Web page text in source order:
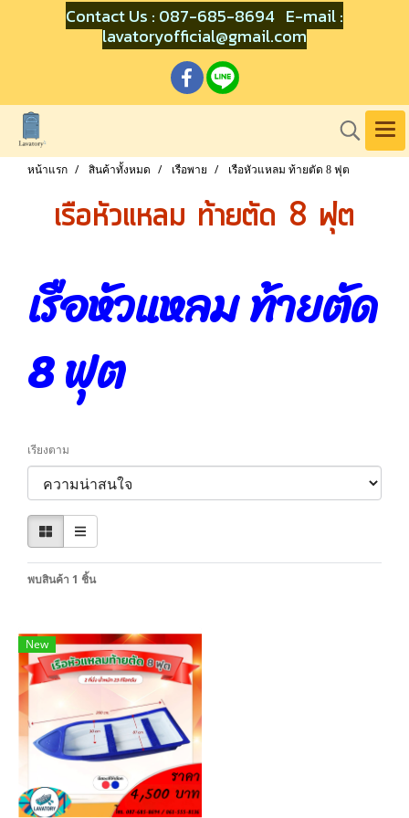
Contact Us : 087-685-8694 E-mail :
lavatoryofficial@gmail.com
หน้าแรก สินค้าทั้งหมด เรือพาย เรือหัวแหลม ท้ายตัด 8 ฟุต
เรือหัวแหลม ท้ายตัด 8 ฟุต
เรือหัวแหลม ท้ายตัด
8 ฟุต
เรียงตาม
พบสินค้า 1 ชิ้น
New